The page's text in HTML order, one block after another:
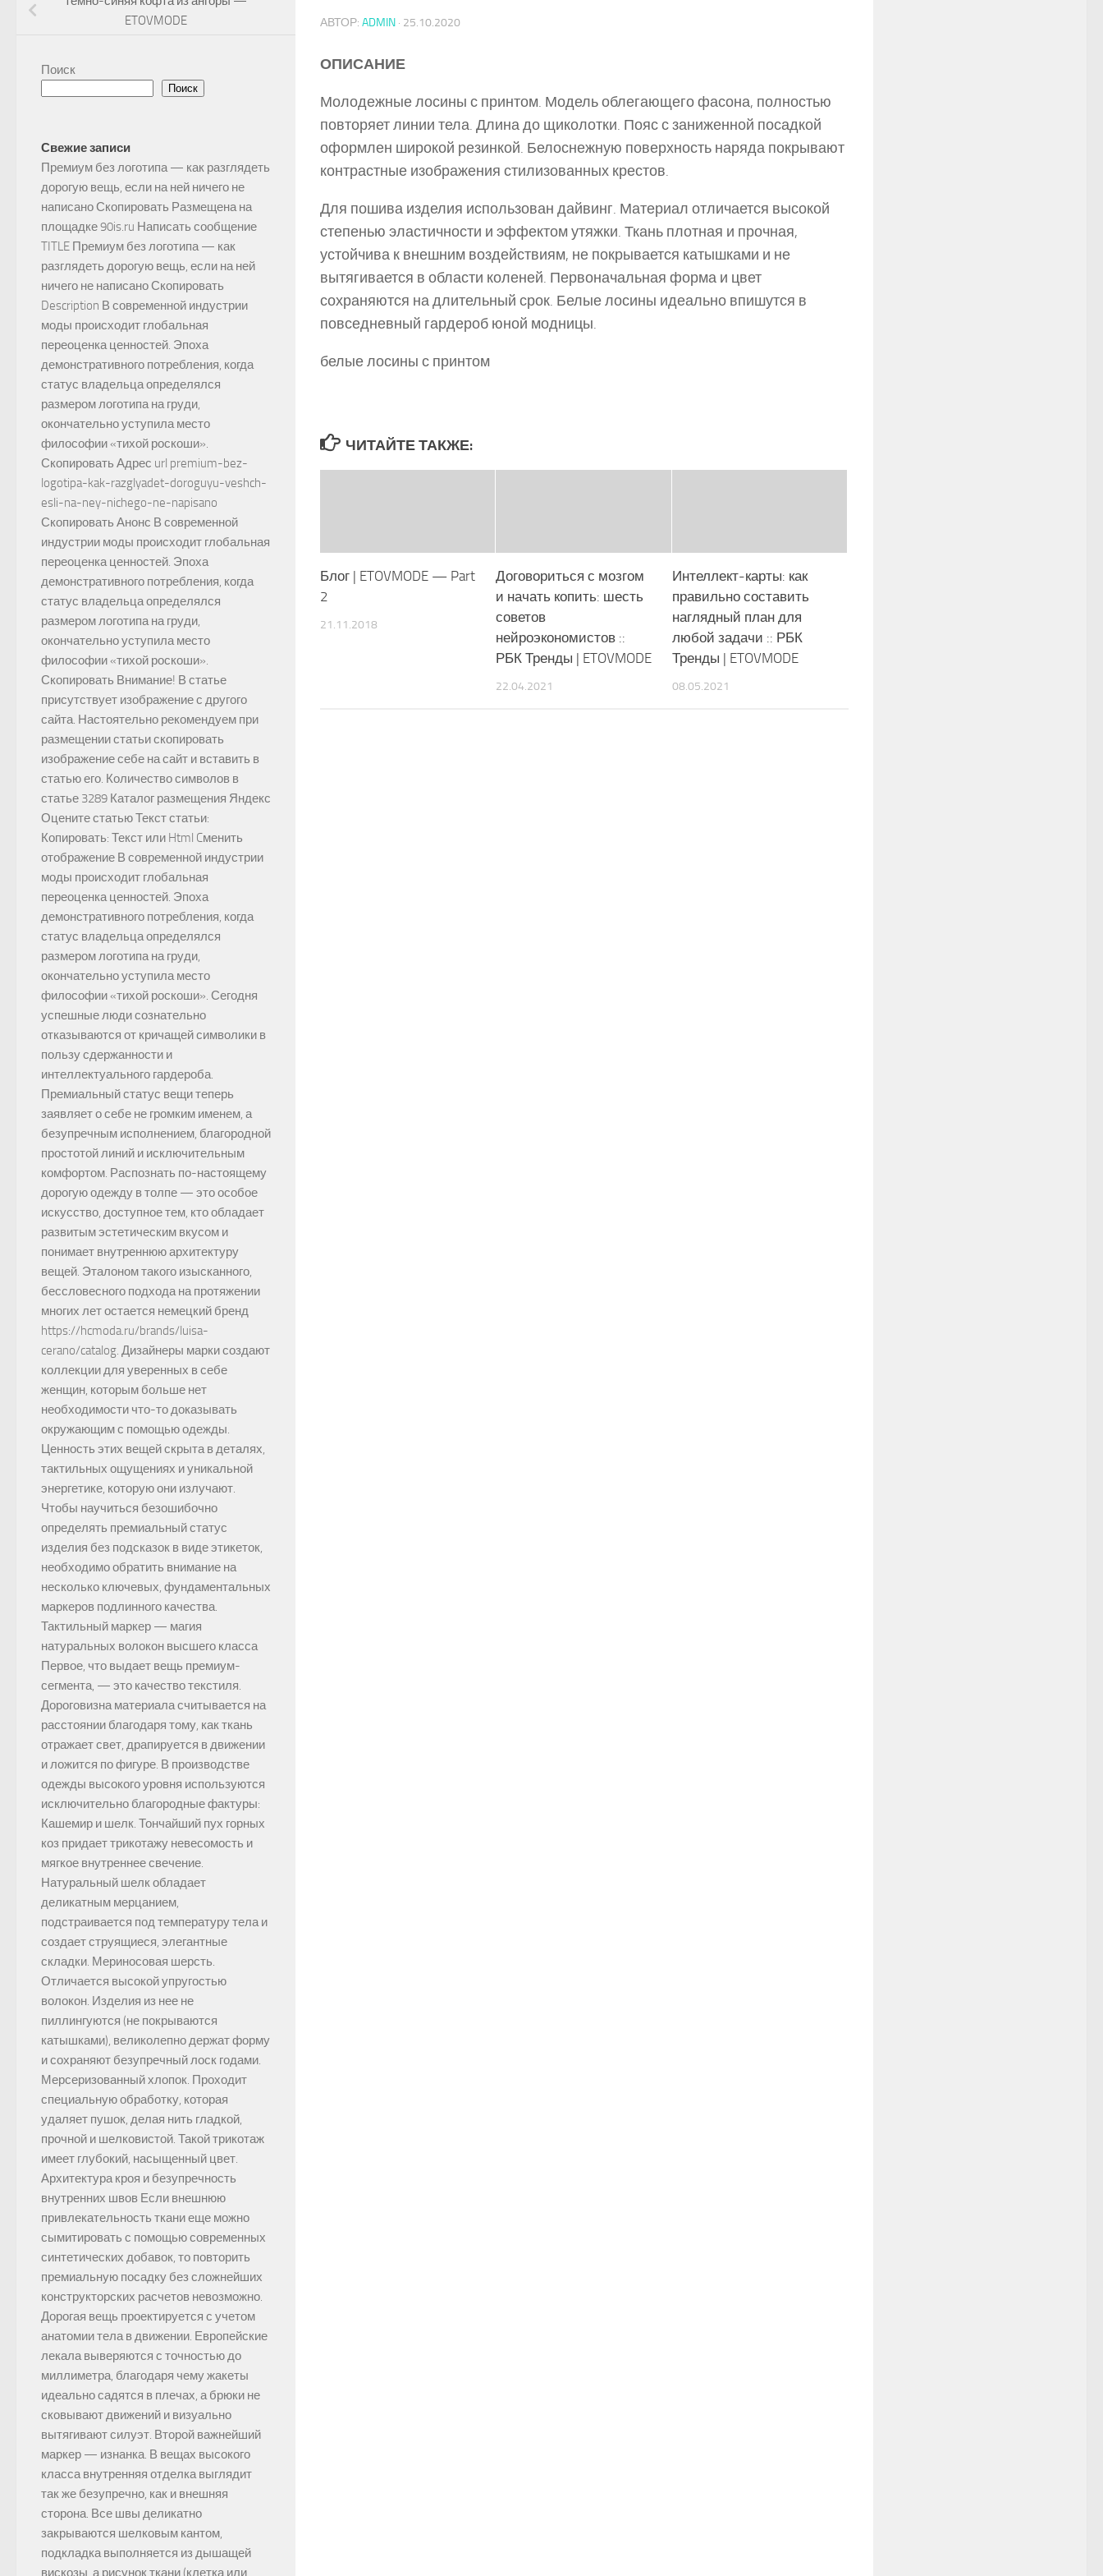
АВТОР: ADMIN · 25.10.2020
ОПИСАНИЕ
Молодежные лосины с принтом. Модель облегающего фасона, полностью
повторяет линии тела. Длина до щиколотки. Пояс с заниженной посадкой
оформлен широкой резинкой. Белоснежную поверхность наряда покрывают
контрастные изображения стилизованных крестов.
Для пошива изделия использован дайвинг. Материал отличается высокой
степенью эластичности и эффектом утяжки. Ткань плотная и прочная,
устойчива к внешним воздействиям, не покрывается катышками и не
вытягивается в области коленей. Первоначальная форма и цвет
сохраняются на длительный срок. Белые лосины идеально впишутся в
повседневный гардероб юной модницы.
белые лосины с принтом
ЧИТАЙТЕ ТАКЖЕ:
Блог | ETOVMODE — Part
2
21.11.2018
Договориться с мозгом
и начать копить: шесть
советов
нейроэкономистов ::
РБК Тренды | ETOVMODE
22.04.2021
Интеллект-карты: как
правильно составить
наглядный план для
любой задачи :: РБК
Тренды | ETOVMODE
08.05.2021
ETOVMODE
Поиск
Поиск
Свежие записи
Премиум без логотипа — как разглядеть
дорогую вещь, если на ней ничего не
написано Скопировать Размещена на
площадке 90is.ru Написать сообщение
TITLE Премиум без логотипа — как
разглядеть дорогую вещь, если на ней
ничего не написано Скопировать
Description В современной индустрии
моды происходит глобальная
переоценка ценностей. Эпоха
демонстративного потребления, когда
статус владельца определялся
размером логотипа на груди,
окончательно уступила место
философии «тихой роскоши».
Скопировать Адрес url premium-bez-
logotipa-kak-razglyadet-doroguyu-veshch-
esli-na-ney-nichego-ne-napisano
Скопировать Анонс В современной
индустрии моды происходит глобальная
переоценка ценностей. Эпоха
демонстративного потребления, когда
статус владельца определялся
размером логотипа на груди,
окончательно уступила место
философии «тихой роскоши».
Скопировать Внимание! В статье
присутствует изображение с другого
сайта. Настоятельно рекомендуем при
размещении статьи скопировать
изображение себе на сайт и вставить в
статью его. Количество символов в
статье 3289 Каталог размещения Яндекс
Оцените статью Текст статьи:
Копировать: Текст или Html Cменить
отображение В современной индустрии
моды происходит глобальная
переоценка ценностей. Эпоха
демонстративного потребления, когда
статус владельца определялся
размером логотипа на груди,
окончательно уступила место
философии «тихой роскоши». Сегодня
успешные люди сознательно
отказываются от кричащей символики в
пользу сдержанности и
интеллектуального гардероба.
Премиальный статус вещи теперь
заявляет о себе не громким именем, а
безупречным исполнением, благородной
простотой линий и исключительным
комфортом. Распознать по-настоящему
дорогую одежду в толпе — это особое
искусство, доступное тем, кто обладает
развитым эстетическим вкусом и
понимает внутреннюю архитектуру
вещей. Эталоном такого изысканного,
бессловесного подхода на протяжении
многих лет остается немецкий бренд
https://hcmoda.ru/brands/luisa-
cerano/catalog. Дизайнеры марки создают
коллекции для уверенных в себе
женщин, которым больше нет
необходимости что-то доказывать
окружающим с помощью одежды.
Ценность этих вещей скрыта в деталях,
тактильных ощущениях и уникальной
энергетике, которую они излучают.
Чтобы научиться безошибочно
определять премиальный статус
изделия без подсказок в виде этикеток,
необходимо обратить внимание на
несколько ключевых, фундаментальных
маркеров подлинного качества.
Тактильный маркер — магия
натуральных волокон высшего класса
Первое, что выдает вещь премиум-
сегмента, — это качество текстиля.
Дороговизна материала считывается на
расстоянии благодаря тому, как ткань
отражает свет, драпируется в движении
и ложится по фигуре. В производстве
одежды высокого уровня используются
исключительно благородные фактуры:
Кашемир и шелк. Тончайший пух горных
коз придает трикотажу невесомость и
мягкое внутреннее свечение.
Натуральный шелк обладает
деликатным мерцанием,
подстраивается под температуру тела и
создает струящиеся, элегантные
складки. Мериносовая шерсть.
Отличается высокой упругостью
волокон. Изделия из нее не
пиллингуются (не покрываются
катышками), великолепно держат форму
и сохраняют безупречный лоск годами.
Мерсеризованный хлопок. Проходит
специальную обработку, которая
удаляет пушок, делая нить гладкой,
прочной и шелковистой. Такой трикотаж
имеет глубокий, насыщенный цвет.
Архитектура кроя и безупречность
внутренних швов Если внешнюю
привлекательность ткани еще можно
сымитировать с помощью современных
синтетических добавок, то повторить
премиальную посадку без сложнейших
конструкторских расчетов невозможно.
Дорогая вещь проектируется с учетом
анатомии тела в движении. Европейские
лекала выверяются с точностью до
миллиметра, благодаря чему жакеты
идеально садятся в плечах, а брюки не
сковывают движений и визуально
вытягивают силуэт. Второй важнейший
маркер — изнанка. В вещах высокого
класса внутренняя отделка выглядит
так же безупречно, как и внешняя
сторона. Все швы деликатно
закрываются шелковым кантом,
подкладка выполняется из дышащей
вискозы, а рисунок ткани (клетка или